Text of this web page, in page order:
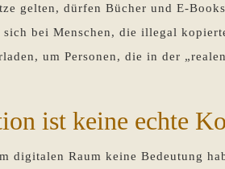
gelten, dürfen Bücher und E-
bei Menschen, die illegal
um Personen, die in der
ist keine echte
digitalen Raum keine Bedeutung